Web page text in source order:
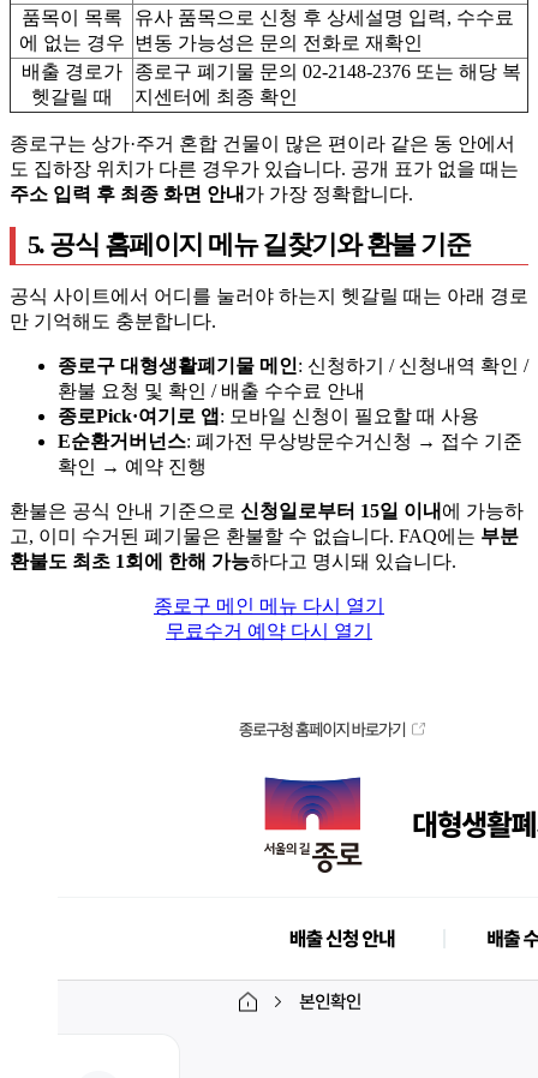
품목이 목록
에 없는 경우
유사 품목으로 신청 후 상세설명 입력, 수수료
변동 가능성은 문의 전화로 재확인
배출 경로가
헷갈릴 때
종로구 폐기물 문의 02-2148-2376 또는 해당 복
지센터에 최종 확인
종로구는 상가·주거 혼합 건물이 많은 편이라 같은 동 안에서
도 집하장 위치가 다른 경우가 있습니다. 공개 표가 없을 때는
주소 입력 후 최종 화면 안내 가 가장 정확합니다.
5. 공식 홈페이지 메뉴 길찾기와 환불 기준
공식 사이트에서 어디를 눌러야 하는지 헷갈릴 때는 아래 경로
만 기억해도 충분합니다.
종로구 대형생활폐기물 메인: 신청하기 / 신청내역 확인 /
환불 요청 및 확인 / 배출 수수료 안내
종로Pick·여기로 앱 : 모바일 신청이 필요할 때 사용
E순환거버넌스: 폐가전 무상방문수거신청 → 접수 기준
확인 → 예약 진행
환불은 공식 안내 기준으로 신청일로부터 15일 이내 에 가능하
고, 이미 수거된 폐기물은 환불할 수 없습니다. FAQ에는 부분
환불도 최초 1회에 한해 가능하다고 명시돼 있습니다.
종로구 메인 메뉴 다시 열기
무료수거 예약 다시 열기